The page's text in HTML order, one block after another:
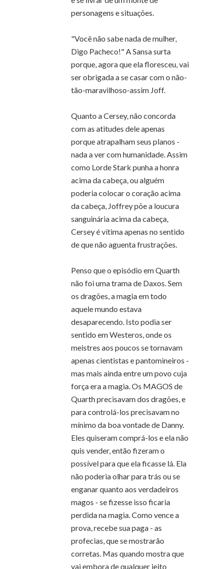
personagens e situações.
"Você não sabe nada de mulher,
Digo Pacheco!" A Sansa surta
porque, agora que ela floresceu, vai
ser obrigada a se casar com o não-
tão-maravilhoso-assim Joff.
Quanto a Cersey, não concorda
com as atitudes dele apenas
porque atrapalham seus planos -
nada a ver com humanidade. Assim
como Lorde Stark punha a honra
acima da cabeça, ou alguém
poderia colocar o coração acima
da cabeça, Joffrey põe a loucura
sanguinária acima da cabeça,
Cersey é vítima apenas no sentido
de que não aguenta frustrações.
Penso que o episódio em Quarth
não foi uma trama de Daxos. Sem
os dragões, a magia em todo
aquele mundo estava
desaparecendo. Isto podia ser
sentido em Westeros, onde os
meistres aos poucos se tornavam
apenas cientistas e pantomineiros -
mas mais ainda entre um povo cuja
força era a magia. Os MAGOS de
Quarth precisavam dos dragões, e
para controlá-los precisavam no
mínimo da boa vontade de Danny.
Eles quiseram comprá-los e ela não
quis vender, então fizeram o
possível para que ela ficasse lá. Ela
não poderia olhar para trás ou se
enganar quanto aos verdadeiros
magos - se fizesse isso ficaria
perdida na magia. Como vence a
prova, recebe sua paga - as
profecias, que se mostrarão
corretas. Mas quando mostra que
vai embora de qualquer jeito